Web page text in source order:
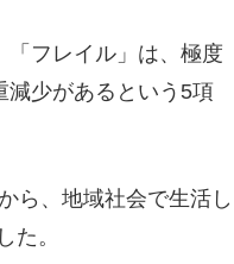
フレイル」は、極度
減少があるという5項
ら、地域社会で生活し
た。